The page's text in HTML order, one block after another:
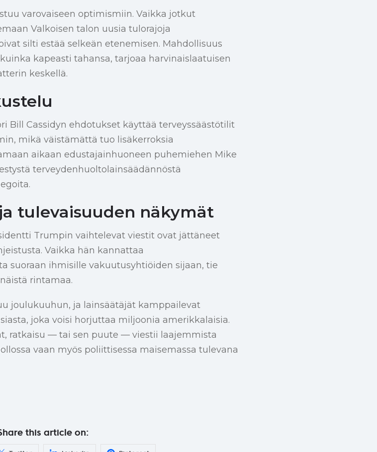
varovaiseen optimismiin. Vaikka jotkut
Valkoisen talon uusia tulorajoja
silti estää selkeän etenemisen. Mahdollisuus
kapeasti tahansa, tarjoaa harvinaislaatuisen
keskellä.
Bill Cassidyn ehdotukset käyttää terveyssäästötilit
mikä väistämättä tuo lisäkerroksia
aikaan edustajainhuoneen puhemiehen Mike
terveydenhuoltolainsäädännöstä
tulevaisuuden näkymät
Trumpin vaihtelevat viestit ovat jättäneet
Vaikka hän kannattaa
suoraan ihmisille vakuutusyhtiöiden sijaan, tie
rintamaa.
joulukuuhun, ja lainsäätäjät kamppailevat
joka voisi horjuttaa miljoonia amerikkalaisia.
ratkaisu — tai sen puute — viestii laajemmista
vaan myös poliittisessa maisemassa tulevana
this article on: